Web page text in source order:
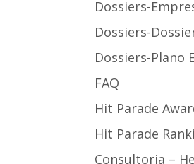
Dossiers-
Dossiers-
Dossiers-Plano
FAQ
Hit Parade
Hit Parade
Consultoria –